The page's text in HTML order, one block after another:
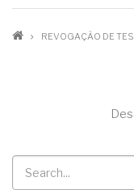
TRILHA
REVOGAÇÃO DE